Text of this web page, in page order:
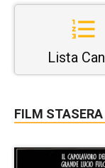
Lista
FILM STASERA